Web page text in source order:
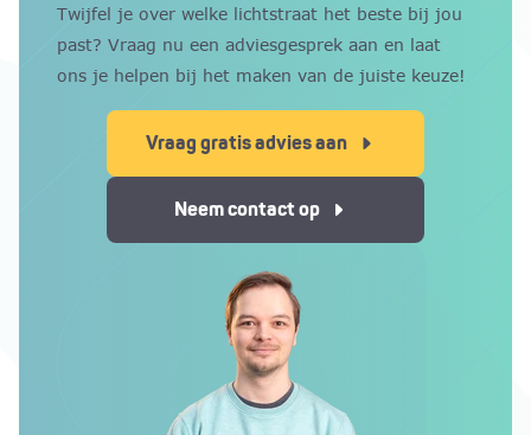
Twijfel je over welke lichtstraat het beste bij jou
past? Vraag nu een adviesgesprek aan en laat
ons je helpen bij het maken van de juiste keuze!
Vraag gratis advies aan
Neem contact op